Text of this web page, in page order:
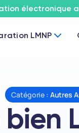
électronique
LMNP
Catégorie : Autres